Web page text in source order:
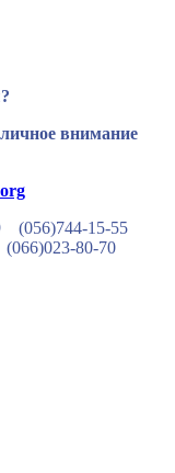
внимание
(056)744-15-55
(066)023-80-70